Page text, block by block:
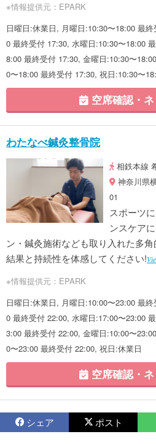
※情報提供元：EPARK
日曜日:休業日, 月曜日:10:30〜18:00 最
0 最終受付 17:30, 水曜日:10:30〜18:00
8:00 最終受付 17:30, 金曜日:10:30〜
0〜18:00 最終受付 17:30, 祝日:10:30〜
空席確認・
わたなべ鍼灸整骨院
相鉄本線
神奈川県
01
スポーツ
ンスケア
ン・鍼灸施術なども取り入れた多
結果と持続性を体感してください!
※情報提供元：EPARK
日曜日:休業日, 月曜日:10:00〜23:00 最
0 最終受付 22:00, 水曜日:17:00〜23:00
3:00 最終受付 22:00, 金曜日:10:00〜
0〜23:00 最終受付 22:00, 祝日:休業日
空席確認・
シェア ポスト